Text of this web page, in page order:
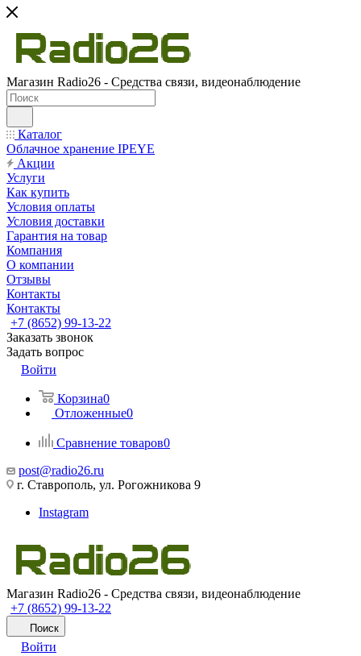
Магазин Radio26 - Средства связи, видеонаблюдение
Каталог
Облачное хранение IPEYE
Акции
Услуги
Как купить
Условия оплаты
Условия доставки
Гарантия на товар
Компания
О компании
Отзывы
Контакты
Контакты
+7 (8652) 99-13-22
Заказать звонок
Задать вопрос
Войти
Корзина0
Отложенные0
Сравнение товаров0
post@radio26.ru
г. Ставрополь, ул. Рогожникова 9
Instagram
Магазин Radio26 - Средства связи, видеонаблюдение
+7 (8652) 99-13-22
Поиск
Войти